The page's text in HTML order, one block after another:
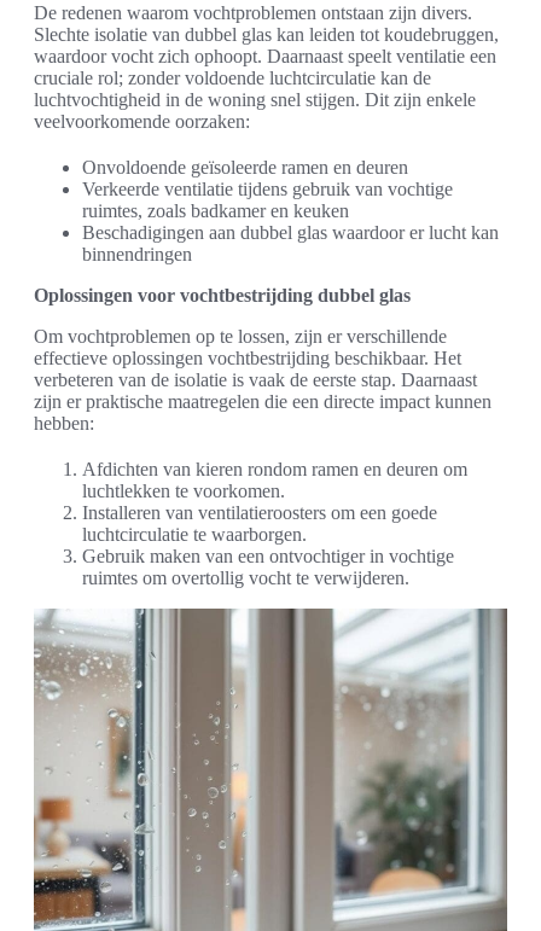
De redenen waarom vochtproblemen ontstaan zijn divers.
Slechte isolatie van dubbel glas kan leiden tot koudebruggen,
waardoor vocht zich ophoopt. Daarnaast speelt ventilatie een
cruciale rol; zonder voldoende luchtcirculatie kan de
luchtvochtigheid in de woning snel stijgen. Dit zijn enkele
veelvoorkomende oorzaken:
Onvoldoende geïsoleerde ramen en deuren
Verkeerde ventilatie tijdens gebruik van vochtige
ruimtes, zoals badkamer en keuken
Beschadigingen aan dubbel glas waardoor er lucht kan
binnendringen
Oplossingen voor vochtbestrijding dubbel glas
Om vochtproblemen op te lossen, zijn er verschillende
effectieve oplossingen vochtbestrijding beschikbaar. Het
verbeteren van de isolatie is vaak de eerste stap. Daarnaast
zijn er praktische maatregelen die een directe impact kunnen
hebben:
Afdichten van kieren rondom ramen en deuren om
luchtlekken te voorkomen.
Installeren van ventilatieroosters om een goede
luchtcirculatie te waarborgen.
Gebruik maken van een ontvochtiger in vochtige
ruimtes om overtollig vocht te verwijderen.